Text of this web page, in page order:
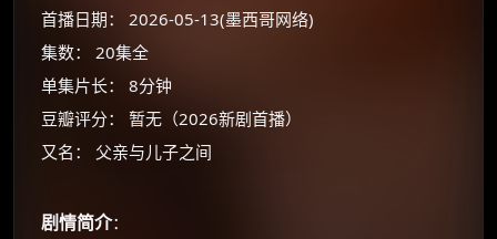
首播日期： 2026-05-13(墨西哥网络)
集数： 20集全
单集片长： 8分钟
豆瓣评分： 暂无（2026新剧首播）
又名： 父亲与儿子之间
剧情简介：